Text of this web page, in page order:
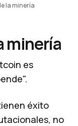
la minería
minería
es
éxito
no